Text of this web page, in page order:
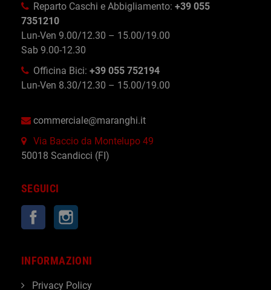
Reparto Caschi e Abbigliamento: +39 055
7351210
Lun-Ven 9.00/12.30 – 15.00/19.00
Sab 9.00-12.30
Officina Bici: +39 055 752194
Lun-Ven 8.30/12.30 – 15.00/19.00
commerciale@maranghi.it
Via Baccio da Montelupo 49
50018 Scandicci (FI)
SEGUICI
Facebook
INFORMAZIONI
Privacy Policy